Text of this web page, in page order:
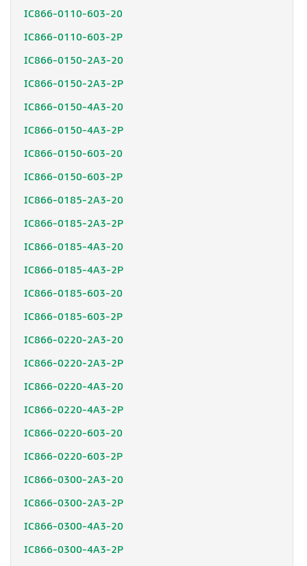
IC866-0110-603-20
IC866-0110-603-2P
IC866-0150-2A3-20
IC866-0150-2A3-2P
IC866-0150-4A3-20
IC866-0150-4A3-2P
IC866-0150-603-20
IC866-0150-603-2P
IC866-0185-2A3-20
IC866-0185-2A3-2P
IC866-0185-4A3-20
IC866-0185-4A3-2P
IC866-0185-603-20
IC866-0185-603-2P
IC866-0220-2A3-20
IC866-0220-2A3-2P
IC866-0220-4A3-20
IC866-0220-4A3-2P
IC866-0220-603-20
IC866-0220-603-2P
IC866-0300-2A3-20
IC866-0300-2A3-2P
IC866-0300-4A3-20
IC866-0300-4A3-2P